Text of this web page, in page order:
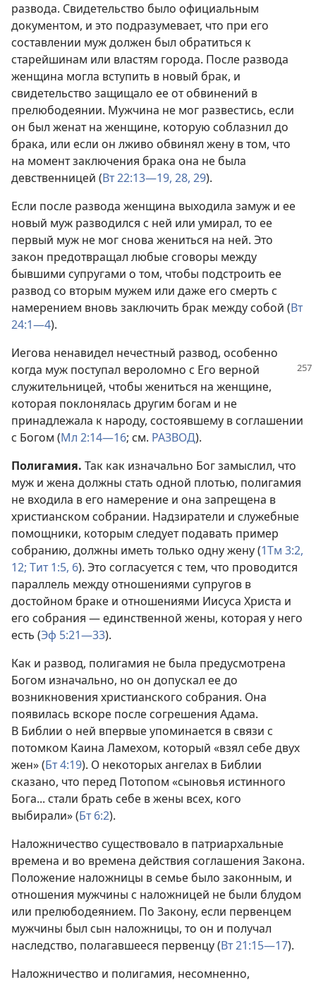
развода. Свидетельство было официальным
документом, и это подразумевает, что при его
составлении муж должен был обратиться к
старейшинам или властям города. После развода
женщина могла вступить в новый брак, и
свидетельство защищало ее от обвинений в
прелюбодеянии. Мужчина не мог развестись, если
он был женат на женщине, которую соблазнил до
брака, или если он лживо обвинял жену в том, что
на момент заключения брака она не была
девственницей (Вт 22:13—19, 28, 29).
Если после развода женщина выходила замуж и ее
новый муж разводился с ней или умирал, то ее
первый муж не мог снова жениться на ней. Это
закон предотвращал любые сговоры между
бывшими супругами о том, чтобы подстроить ее
развод со вторым мужем или даже его смерть с
намерением вновь заключить брак между собой (Вт
24:1—4).
Иегова ненавидел нечестный развод, особенно
когда муж поступал вероломно с Его верной
служительницей, чтобы жениться на женщине,
которая поклонялась другим богам и не
принадлежала к народу, состоявшему в соглашении
с Богом (Мл 2:14—16; см. РАЗВОД).
Полигамия. Так как изначально Бог замыслил, что
муж и жена должны стать одной плотью, полигамия
не входила в его намерение и она запрещена в
христианском собрании. Надзиратели и служебные
помощники, которым следует подавать пример
собранию, должны иметь только одну жену (1Тм 3:2,
12; Тит 1:5, 6). Это согласуется с тем, что проводится
параллель между отношениями супругов в
достойном браке и отношениями Иисуса Христа и
его собрания — единственной жены, которая у него
есть (Эф 5:21—33).
Как и развод, полигамия не была предусмотрена
Богом изначально, но он допускал ее до
возникновения христианского собрания. Она
появилась вскоре после согрешения Адама.
В Библии о ней впервые упоминается в связи с
потомком Каина Ламехом, который «взял себе двух
жен» (Бт 4:19). О некоторых ангелах в Библии
сказано, что перед Потопом «сыновья истинного
Бога... стали брать себе в жены всех, кого
выбирали» (Бт 6:2).
Наложничество существовало в патриархальные
времена и во времена действия соглашения Закона.
Положение наложницы в семье было законным, и
отношения мужчины с наложницей не были блудом
или прелюбодеянием. По Закону, если первенцем
мужчины был сын наложницы, то он и получал
наследство, полагавшееся первенцу (Вт 21:15—17).
Наложничество и полигамия, несомненно,